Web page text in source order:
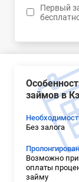
Первый
займов в
Без залога
Возможно
оплаты
займу